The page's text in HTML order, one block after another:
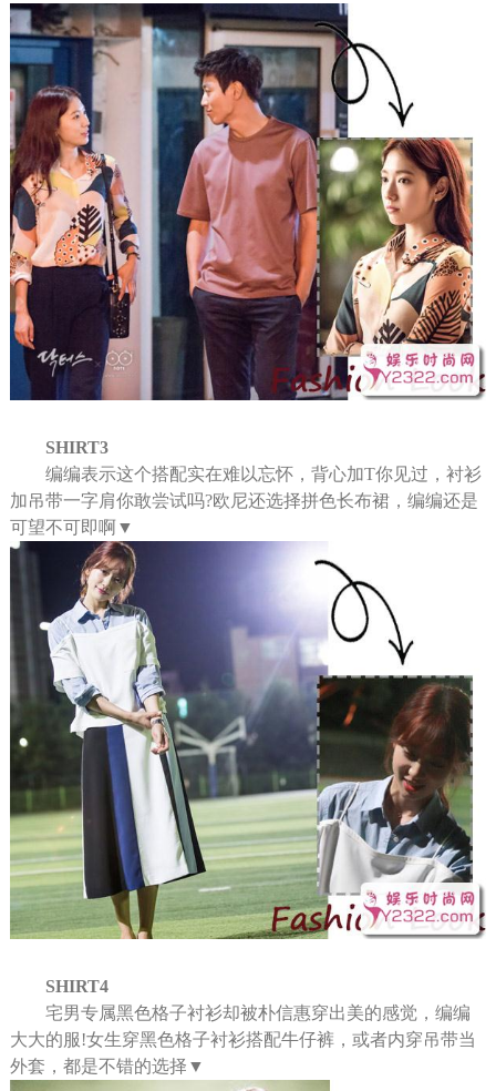
SHIRT3
编编表示这个搭配实在难以忘怀，背心加T你见过，衬衫
加吊带一字肩你敢尝试吗?欧尼还选择拼色长布裙，编编还是
可望不可即啊▼
SHIRT4
宅男专属黑色格子衬衫却被朴信惠穿出美的感觉，编编
大大的服!女生穿黑色格子衬衫搭配牛仔裤，或者内穿吊带当
外套，都是不错的选择▼